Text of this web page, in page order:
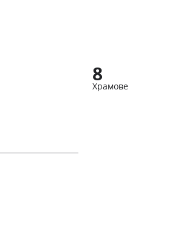
8
Храмове